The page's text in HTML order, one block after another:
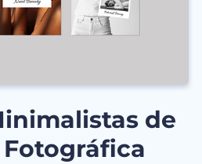
de
Fotográfica